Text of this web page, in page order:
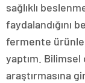
sağlıklı
faydalandığını
fermente
yaptım. Bilimsel
araştırmasına